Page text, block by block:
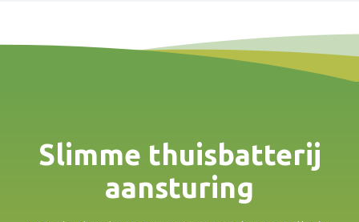
Slimme thuisbatterij
aansturing